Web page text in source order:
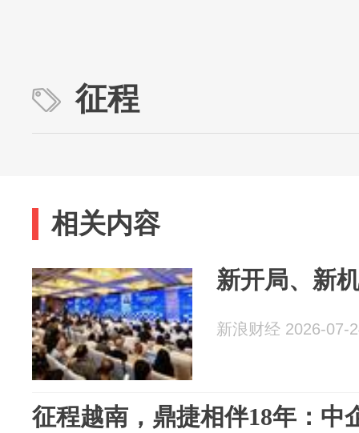
征程
相关内容
新开局、新
新浪财经 2026-07-
征程越南，鼎捷相伴18年：中